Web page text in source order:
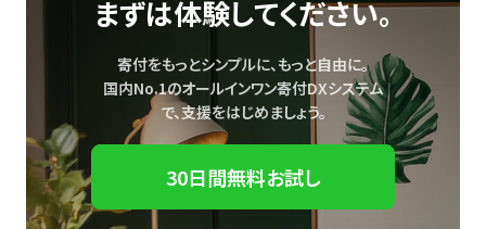
まずは体験してください。
寄付をもっとシンプルに、もっと自由に。
国内No.1のオールインワン寄付DXシステム
で、支援をはじめましょう。
30日間無料お試し